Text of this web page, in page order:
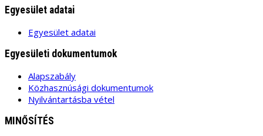
Egyesület adatai
Egyesület adatai
Egyesületi dokumentumok
Alapszabály
Közhasznúsági dokumentumok
Nyilvántartásba vétel
MINŐSÍTÉS